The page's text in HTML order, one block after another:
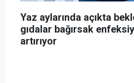
Yaz aylarında açıkta
gıdalar bağırsak
artırıyor